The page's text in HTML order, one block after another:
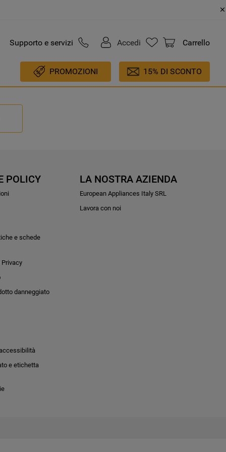
Supporto e servizi Accedi Carrello
PROMOZIONI 15% DI SCONTO
POLICY
e schede
danneggiato
e etichetta
LA NOSTRA AZIENDA
European Appliances Italy SRL
Lavora con noi